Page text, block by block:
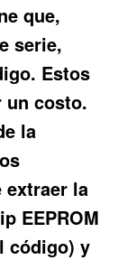
que,
serie,
Estos
un costo.
la
extraer la
EEPROM
código) y